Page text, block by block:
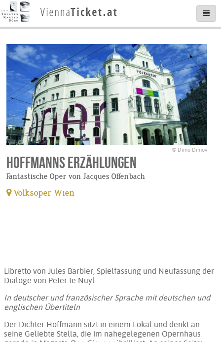
© Dimo Dimov
Hoffmanns Erzählungen
Fantastische Oper von Jacques Offenbach
Volksoper Wien
Libretto von Jules Barbier, Spielfassung und Neufassung der
Dialoge von Peter te Nuyl
In deutscher und französischer Sprache mit deutschen und
englischen Übertiteln
Der Dichter Hoffmann sitzt in einem Lokal und denkt an
seine Geliebte Stella, die im nahegelegenen Opernhaus